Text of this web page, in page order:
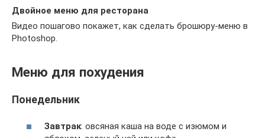
Двойное меню для ресторана
Видео пошагово покажет, как сделать брошюру-меню в
Photoshop.
Меню для похудения
Понедельник
Завтрак: овсяная каша на воде с изюмом и